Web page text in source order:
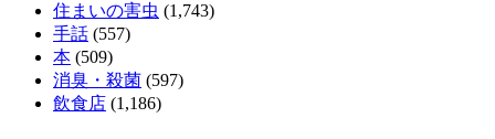
住まいの害虫 (1,743)
手話 (557)
本 (509)
消臭・殺菌 (597)
飲食店 (1,186)